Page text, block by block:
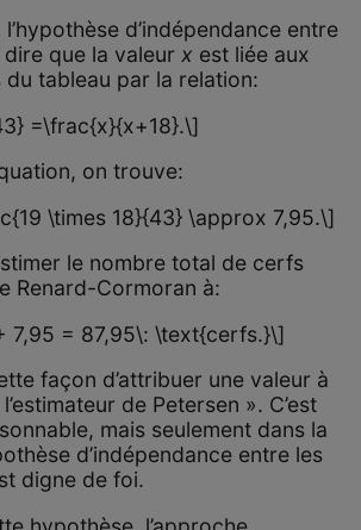
l’hypothèse d’indépendance entre
que la valeur x est liée aux
du tableau par la relation:
=\frac{x}{x+18}.\]
on trouve:
\times 18}{43} \approx 7,95.\]
le nombre total de cerfs
Renard-Cormoran à:
7,95 = 87,95\: \text{cerfs.}\]
façon d’attribuer une valeur à
de Petersen ». C’est
mais seulement dans la
d’indépendance entre les
digne de foi.